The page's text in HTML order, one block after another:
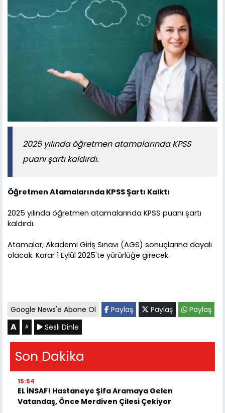
2025 yılında öğretmen atamalarında KPSS
puanı şartı kaldırdı.
Öğretmen Atamalarında KPSS Şartı Kalktı
2025 yılında öğretmen atamalarında KPSS puanı şartı
kaldırdı.
Atamalar, Akademi Giriş Sınavı (AGS) sonuçlarına dayalı
olacak. Karar 1 Eylül 2025'te yürürlüğe girecek.
Google News'e Abone Ol Paylaş Paylaş Paylaş
A A Sesli Dinle
Son Dakika
15:54
EL İNSAF! Hastaneye Şifa Aramaya Gelen
Vatandaş, Önce Merdiven Çilesi Çekiyor